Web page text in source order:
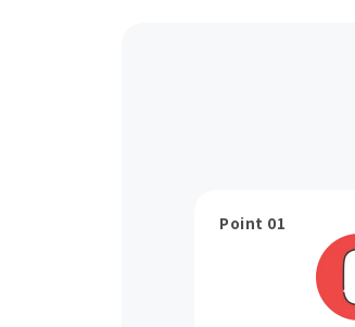
Point 01